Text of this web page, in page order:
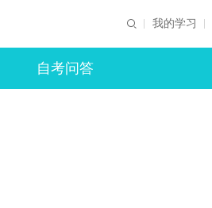
我的学习
自考问答